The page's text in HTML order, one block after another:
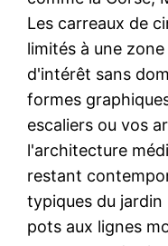
Les carreaux de
limités à une
d'intérêt sans
formes
escaliers ou vos
l'architecture
restant
typiques du
pots aux lignes